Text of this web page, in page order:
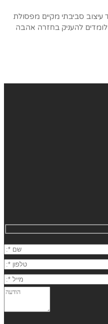
עיצוב סביבתי מקיים מפסולת
להעניק בחזרה אהבה